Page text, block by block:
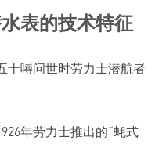
表的技术特征
十噚问世时劳力士潜航者
年劳力士推出的“蚝式